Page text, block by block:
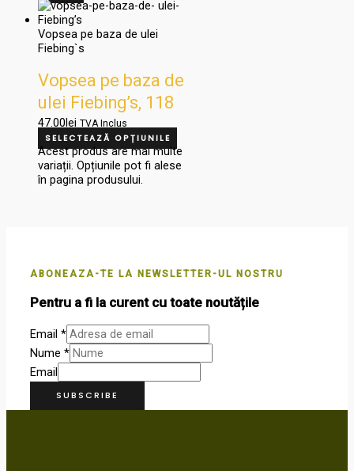
Vopsea pe baza de ulei
Fiebing`s
Vopsea pe baza de
ulei Fiebing’s, 118
ml
47.00lei TVA Inclus
SELECTEAZĂ OPȚIUNILE
Acest produs are mai multe
variații. Opțiunile pot fi alese
în pagina produsului.
ABONEAZA-TE LA NEWSLETTER-UL NOSTRU
Pentru a fi la curent cu toate noutățile
Nume *
Email *
Email
SUBSCRIBE